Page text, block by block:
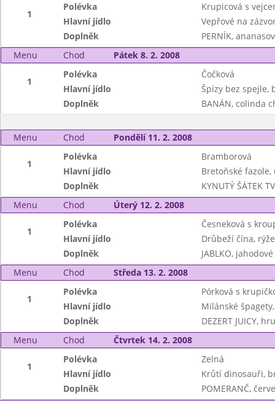
1
Polévka
Krupicová s
Hlavní jídlo
Vepřové na
Doplněk
PERNÍK,
Menu
Chod Pátek 8. 2. 2008
1
Polévka
Čočková
Hlavní jídlo
Špízy bez spejle,
Doplněk
BANÁN, colinda
Menu Chod Pondělí 11. 2. 2008
1
Polévka
Bramborová
Hlavní jídlo
Bretoňské
Doplněk
KYNUTÝ ŠÁTEK
Menu
Chod Úterý 12. 2. 2008
1
Polévka
Česneková s
Hlavní jídlo
Drůbeží čína, rýže
Doplněk
JABLKO,
Menu
Chod Středa 13. 2. 2008
1
Polévka
Pórková s
Hlavní jídlo
Milánské
Doplněk
DEZERT JUICY,
Menu
Chod Čtvrtek 14. 2. 2008
1
Polévka
Zelná
Hlavní jídlo
Krůtí dinosauři,
Doplněk
POMERANČ,